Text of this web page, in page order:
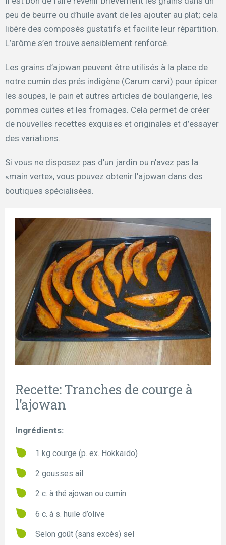
peu de beurre ou d’huile avant de les ajouter au plat; cela
libère des composés gustatifs et facilite leur répartition.
L’arôme s’en trouve sensiblement renforcé.
Les grains d’ajowan peuvent être utilisés à la place de
notre cumin des prés indigène (Carum carvi) pour épicer
les soupes, le pain et autres articles de boulangerie, les
pommes cuites et les fromages. Cela permet de créer
de nouvelles recettes exquises et originales et d’essayer
des variations.
Si vous ne disposez pas d’un jardin ou n’avez pas la
«main verte», vous pouvez obtenir l’ajowan dans des
boutiques spécialisées.
Recette: Tranches de courge à
l’ajowan
Ingrédients:
1 kg courge (p. ex. Hokkaïdo)
2 gousses ail
2 c. à thé ajowan ou cumin
6 c. à s. huile d’olive
Selon goût (sans excès) sel